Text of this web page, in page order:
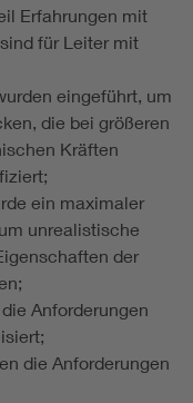
Erfahrungen mit
für Leiter mit
eingeführt, um
die bei größeren
Kräften
ein maximaler
unrealistische
der
Anforderungen
die Anforderungen